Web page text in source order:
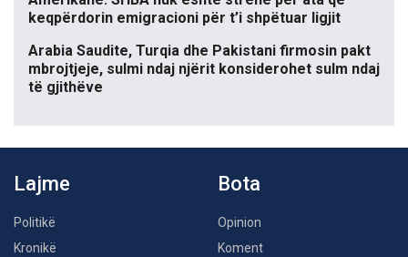
keqpërdorin emigracioni për t’i shpëtuar ligjit
Arabia Saudite, Turqia dhe Pakistani firmosin pakt
mbrojtjeje, sulmi ndaj njërit konsiderohet sulm ndaj
të gjithëve
Lajme
Politikë
Kronikë
Bota
Opinion
Koment